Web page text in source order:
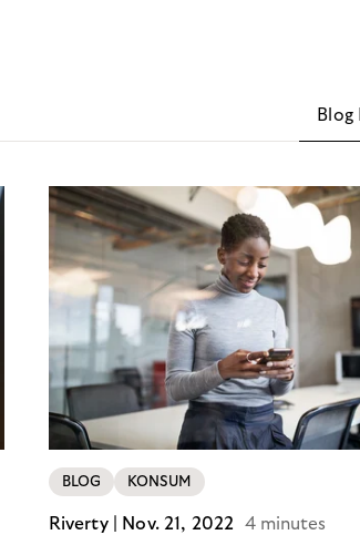
Blog
BLOG KONSUM
Riverty | Nov. 21, 2022 4 minutes